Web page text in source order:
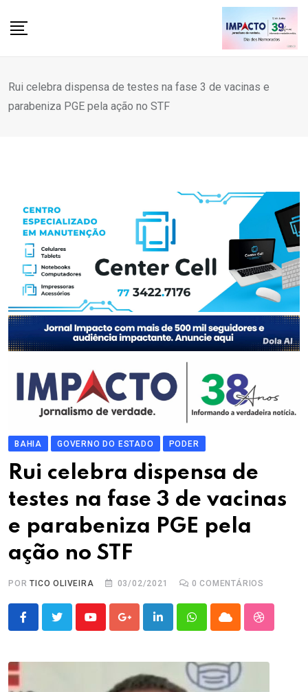
Rui celebra dispensa de testes na fase 3 de vacinas e
parabeniza PGE pela ação no STF
BAHIA GOVERNO DO ESTADO PODER
Rui celebra dispensa de
testes na fase 3 de vacinas
e parabeniza PGE pela
ação no STF
PORTICO OLIVEIRA 03/02/2021 0 COMENTÁRIOS
YoutubeGoogle+LinkedInWhatsappCloud